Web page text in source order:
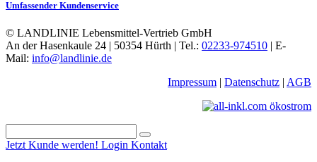
Umfassender Kundenservice
© LANDLINIE Lebensmittel-Vertrieb GmbH
An der Hasenkaule 24 | 50354 Hürth | Tel.: 02233-974510 | E-
Mail: info@landlinie.de
Impressum | Datenschutz | AGB
Jetzt Kunde werden! Login Kontakt